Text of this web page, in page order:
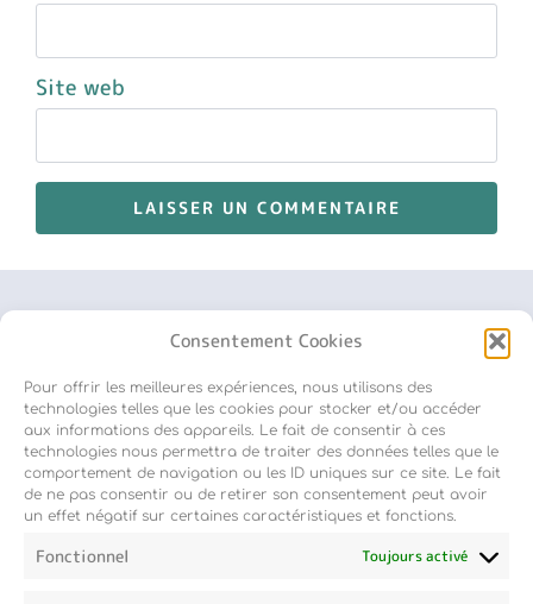
Consentement Cookies
Pour offrir les meilleures expériences, nous utilisons des
technologies telles que les cookies pour stocker et/ou accéder
aux informations des appareils. Le fait de consentir à ces
technologies nous permettra de traiter des données telles que le
comportement de navigation ou les ID uniques sur ce site. Le fait
de ne pas consentir ou de retirer son consentement peut avoir
un effet négatif sur certaines caractéristiques et fonctions.
Fonctionnel Toujours activé
Site web
Inscription newsletter